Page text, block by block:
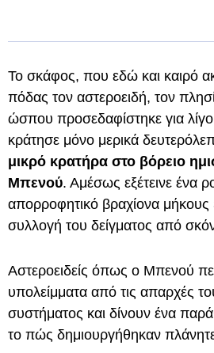
Το σκάφος, που εδώ και καιρό
πόδας τον αστεροειδή, τον
ώσπου προσεδαφίστηκε για
κράτησε μόνο μερικά
μικρό κρατήρα στο βόρειο
Μπενού. Αμέσως εξέτεινε ένα
απορροφητικό βραχίονα μήκους
συλλογή του δείγματος από
Αστεροειδείς όπως ο Μπενού
υπολείμματα από τις απαρχές
συστήματος και δίνουν ένα
το πώς δημιουργήθηκαν